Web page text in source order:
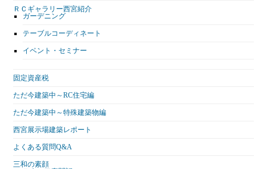
ＲＣギャラリー西宮紹介
ガーデニング
テーブルコーディネート
イベント・セミナー
固定資産税
ただ今建築中～RC住宅編
ただ今建築中～特殊建築物編
西宮展示場建築レポート
よくある質問Q&A
三和の素顔